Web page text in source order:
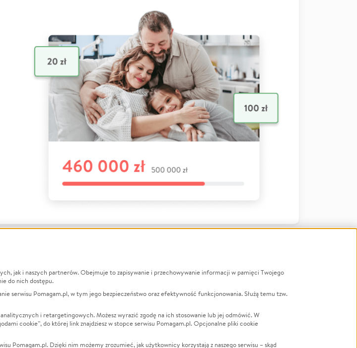
nas
Raporty
darmo
Zbieraj na
Leczenie
Zwierzęta
Pożar
LGBTQ+
Powódź
Wichura
jak i naszych partnerów. Obejmuje to zapisywanie i przechowywanie informacji w pamięci Twojego
do nich dostępu.
serwisu Pomagam.pl, w tym jego bezpieczeństwo oraz efektywność funkcjonowania. Służą temu tzw.
i retargetingowych. Możesz wyrazić zgodę na ich stosowanie lub jej odmówić. W
cookie”, do której link znajdziesz w stopce serwisu Pomagam.pl. Opcjonalne pliki cookie
Pomagam.pl. Dzięki nim możemy zrozumieć, jak użytkownicy korzystają z naszego serwisu – skąd